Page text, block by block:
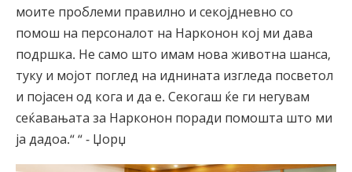
моите проблеми правилно и секојдневно со
помош на персоналот на Нарконон кој ми дава
подршка. Не само што имам нова животна шанса,
туку и мојот поглед на иднината изгледа посветол
и појасен од кога и да е. Секогаш ќе ги негувам
сеќавањата за Нарконон поради помошта што ми
ја дадоа.“ “ - Џорџ